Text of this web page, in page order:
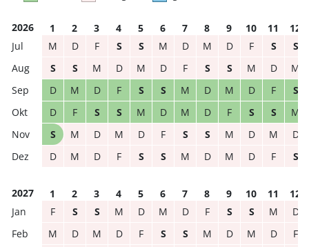
2026 1 2 3 4 5 6 7 8 9 10 11
12
M
D F S S M D M D F S
S
S
S M D M D F S S M D
M
D
M D F S S M D M D F
S
D
F S S M D M D F S S
M
S
M D M D F S S M D M
D
D
M D F S S M D M D F S
2027 1 2 3 4 5 6 7 8 9 10 11
12
F
S S M D M D F S S M
D
M
D M D F S S M D M D
F